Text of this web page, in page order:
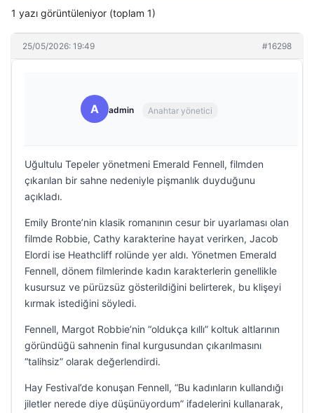
1 yazı görüntüleniyor (toplam 1)
25/05/2026: 19:49 #16298
A admin Anahtar yönetici
Uğultulu Tepeler yönetmeni Emerald Fennell, filmden
çıkarılan bir sahne nedeniyle pişmanlık duyduğunu
açıkladı.
Emily Bronte’nin klasik romanının cesur bir uyarlaması olan
filmde Robbie, Cathy karakterine hayat verirken, Jacob
Elordi ise Heathcliff rolünde yer aldı. Yönetmen Emerald
Fennell, dönem filmlerinde kadın karakterlerin genellikle
kusursuz ve pürüzsüz gösterildiğini belirterek, bu klişeyi
kırmak istediğini söyledi.
Fennell, Margot Robbie’nin “oldukça kıllı” koltuk altlarının
göründüğü sahnenin final kurgusundan çıkarılmasını
“talihsiz” olarak değerlendirdi.
Hay Festival’de konuşan Fennell, “Bu kadınların kullandığı
jiletler nerede diye düşünüyordum” ifadelerini kullanarak,